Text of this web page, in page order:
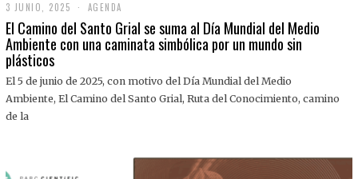
3 JUNIO, 2025
J
U
N
,
0
AGENDA
El Camino del Santo Grial se suma al Día Mundial del Medio
Ambiente con una caminata simbólica por un mundo sin
plásticos
El 5 de junio de 2025, con motivo del Día Mundial del Medio
Ambiente, El Camino del Santo Grial, Ruta del Conocimiento, camino
de la